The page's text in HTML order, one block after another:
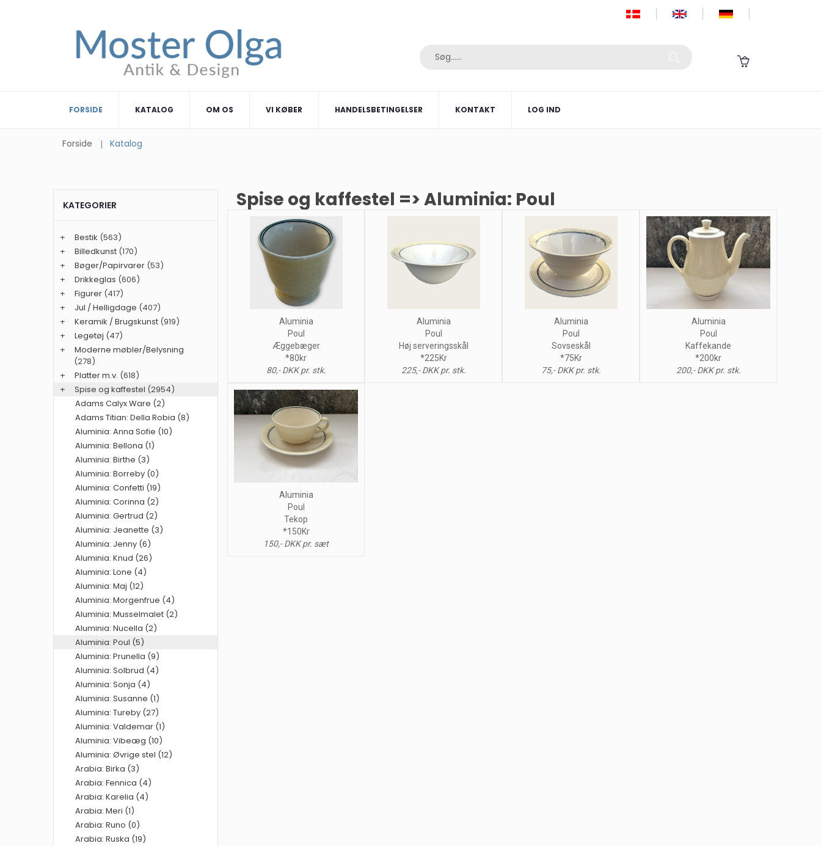
FORSIDE KATALOG OM OS VI KØBER HANDELSBETINGELSER KONTAKT LOG IND
Forside Katalog
Spise og kaffestel => Aluminia: Poul
Aluminia
Poul
Æggebæger
*80kr
80,- DKK pr. stk.
Aluminia
Poul
Høj serveringsskål
*225Kr
225,- DKK pr. stk.
Aluminia
Poul
Sovseskål
*75Kr
75,- DKK pr. stk.
Aluminia
Poul
Kaffekande
*200kr
200,- DKK pr. stk.
Aluminia
Poul
Tekop
*150Kr
150,- DKK pr. sæt
KATEGORIER
+ Bestik (563)
+
Billedkunst (170)
+
Bøger/Papirvarer (53)
+
Drikkeglas (606)
+
Figurer (417)
+
Jul / Helligdage (407)
+
Keramik / Brugskunst (919)
+
Legetøj (47)
+
Moderne møbler/Belysning
(278)
+
Platter m.v. (618)
+
Spise og kaffestel (2954)
Adams Calyx Ware (2)
Adams Titian: Della Robia (8)
Aluminia: Anna Sofie (10)
Aluminia: Bellona (1)
Aluminia: Birthe (3)
Aluminia: Borreby (0)
Aluminia: Confetti (19)
Aluminia: Corinna (2)
Aluminia: Gertrud (2)
Aluminia: Jeanette (3)
Aluminia: Jenny (6)
Aluminia: Knud (26)
Aluminia: Lone (4)
Aluminia: Maj (12)
Aluminia: Morgenfrue (4)
Aluminia: Musselmalet (2)
Aluminia: Nucella (2)
Aluminia: Poul (5)
Aluminia: Prunella (9)
Aluminia: Solbrud (4)
Aluminia: Sonja (4)
Aluminia: Susanne (1)
Aluminia: Tureby (27)
Aluminia: Valdemar (1)
Aluminia: Vibeæg (10)
Aluminia: Øvrige stel (12)
Arabia: Birka (3)
Arabia: Fennica (4)
Arabia: Karelia (4)
Arabia: Meri (1)
Arabia: Runo (0)
Arabia: Ruska (19)